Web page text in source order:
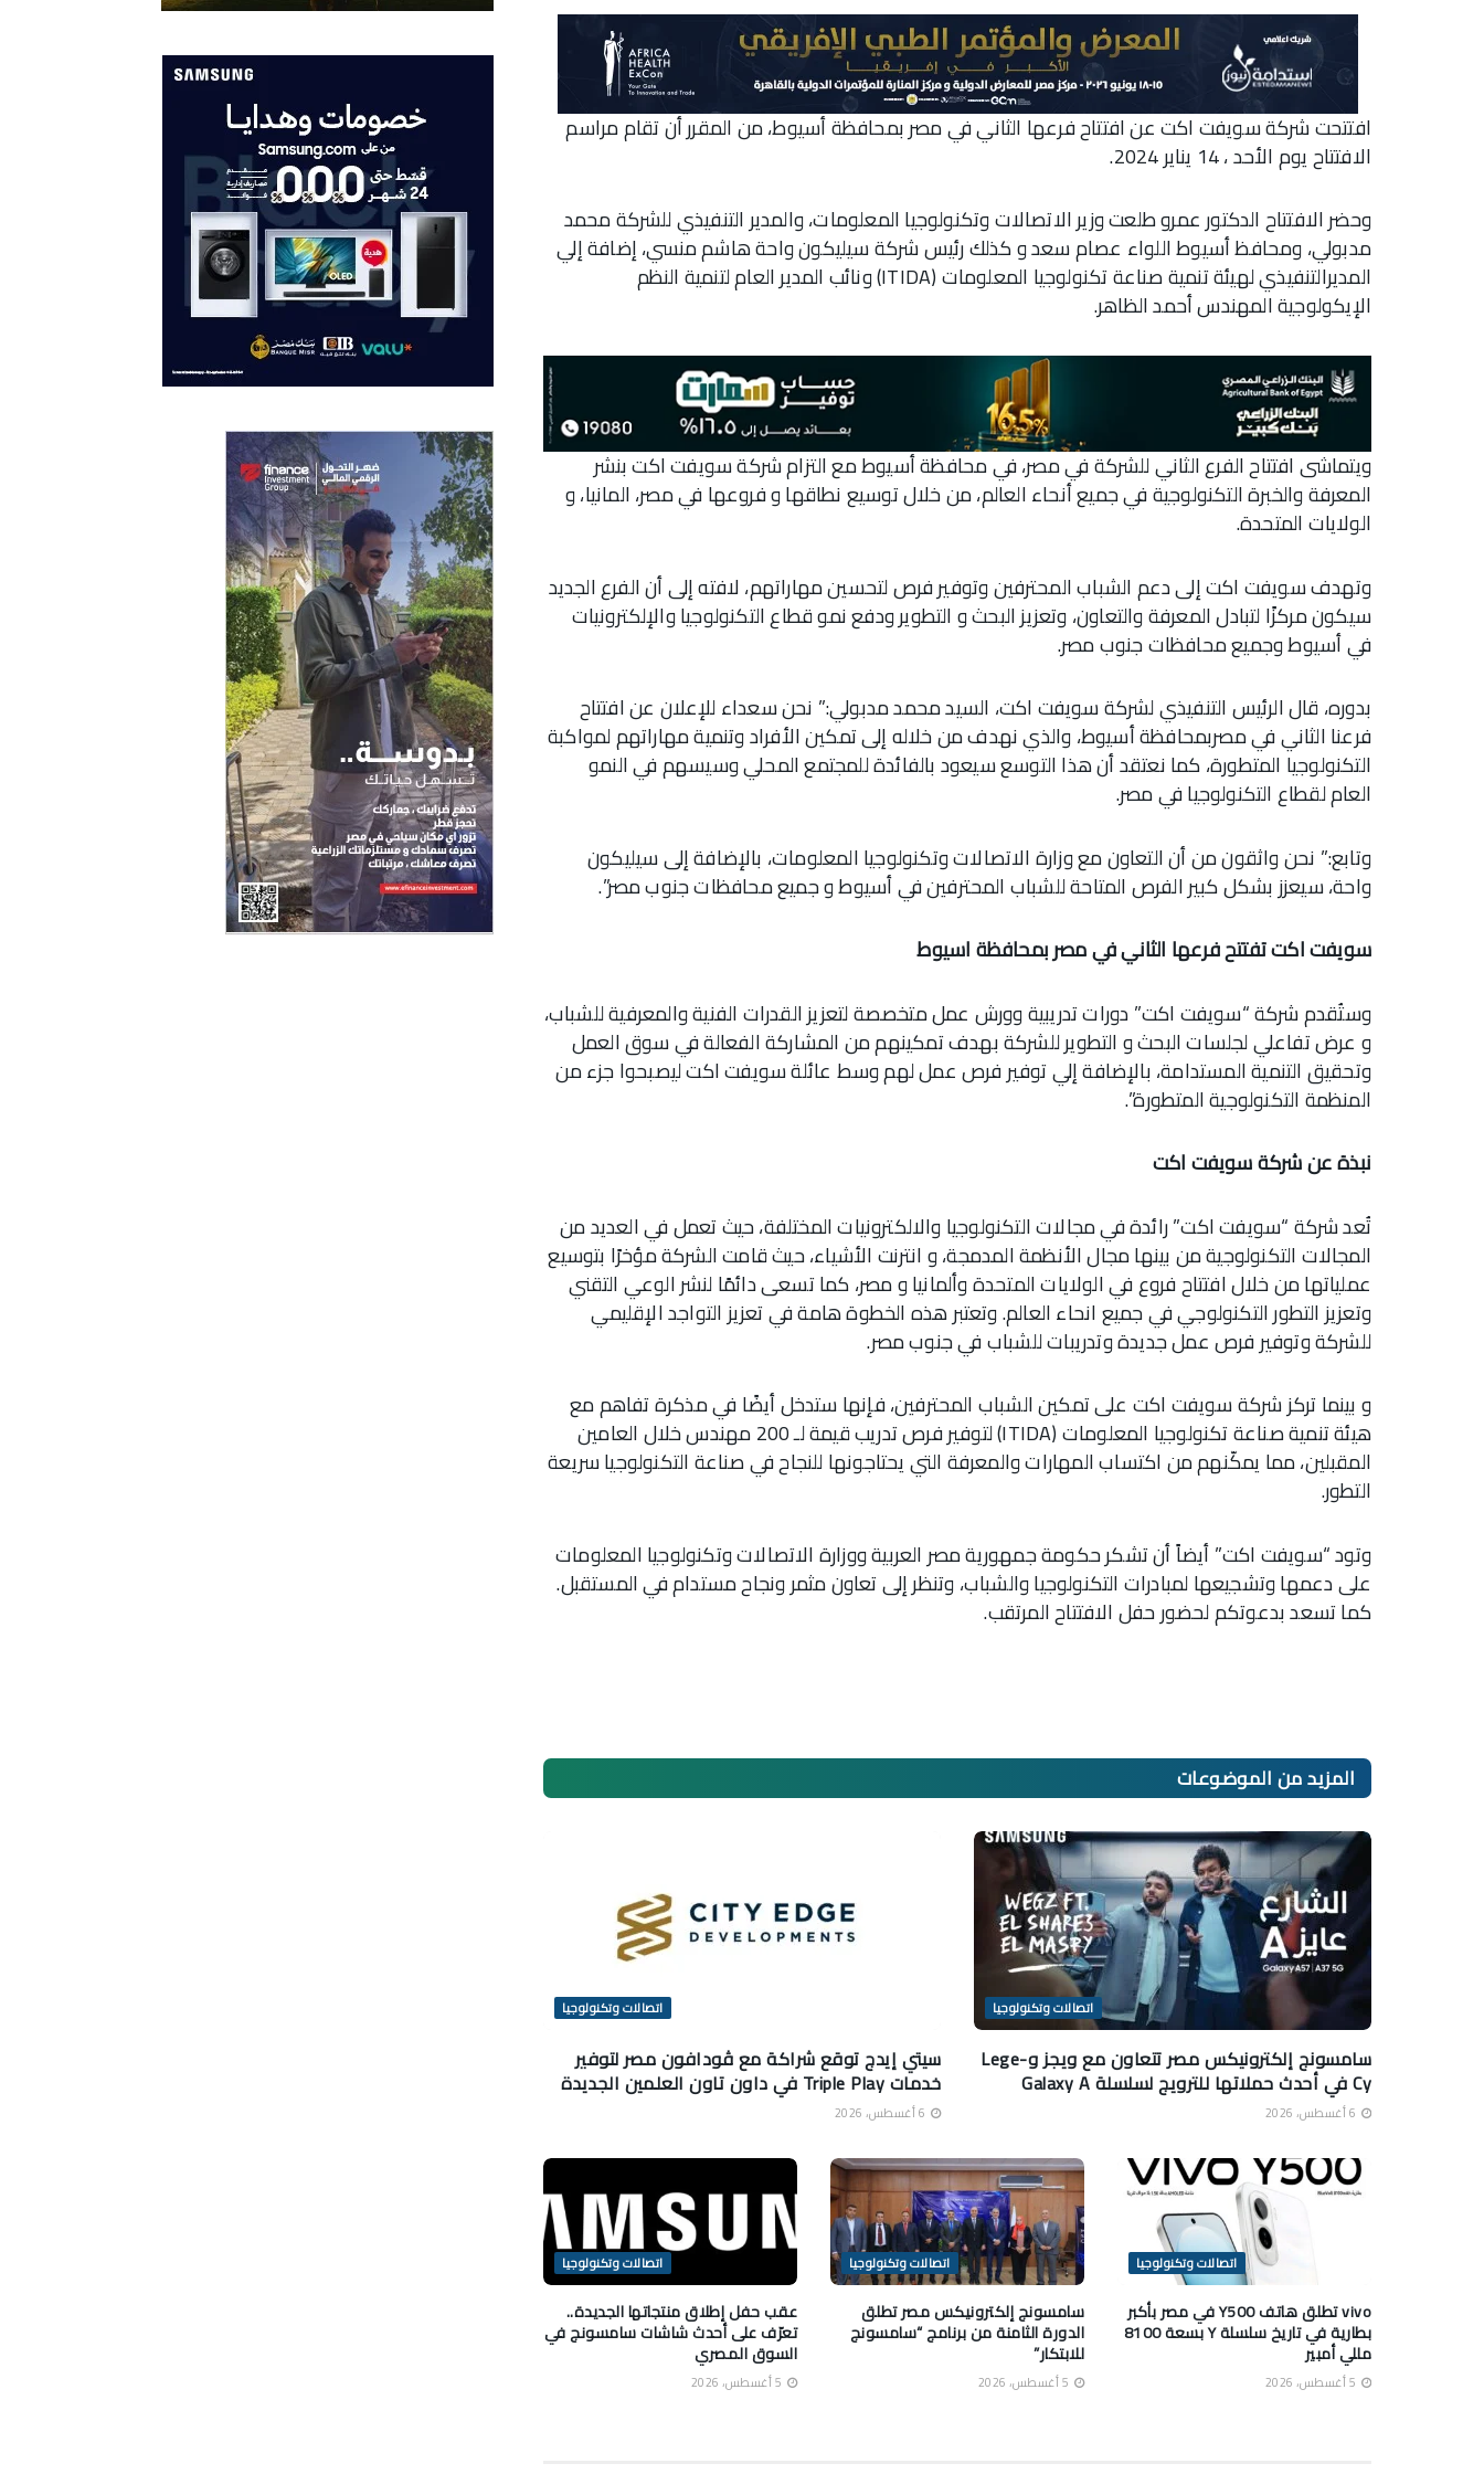
افتتحت شركة سويفت اكت عن افتتاح فرعها الثاني في مصر بمحافظة أسيوط، من المقرر أن تقام مراسم
الافتتاح يوم الأحد ، 14 يناير 2024.
وحضر الافتتاح الدكتور عمرو طلعت وزير الاتصالات وتكنولوجيا المعلومات، والمدير التنفيذي للشركة محمد
مدبولي، ومحافظ أسيوط اللواء عصام سعد و كذلك رئيس شركة سيليكون واحة هاشم منسي، إضافة إلي
المديرالتنفيذي لهيئة تنمية صناعة تكنولوجيا المعلومات (ITIDA) ونائب المدير العام لتنمية النظم
الإيكولوجية المهندس أحمد الظاهر.
ويتماشى افتتاح الفرع الثاني للشركة في مصر، في محافظة أسيوط مع التزام شركة سويفت اكت بنشر
المعرفة والخبرة التكنولوجية في جميع أنحاء العالم، من خلال توسيع نطاقها و فروعها في مصر، المانيا، و
الولايات المتحدة.
وتهدف سويفت اكت إلى دعم الشباب المحترفين وتوفير فرص لتحسين مهاراتهم، لافته إلى أن الفرع الجديد
سيكون مركزًا لتبادل المعرفة والتعاون، وتعزيز البحث و التطوير ودفع نمو قطاع التكنولوجيا والإلكترونيات
في أسيوط وجميع محافظات جنوب مصر.
بدوره، قال الرئيس التنفيذي لشركة سويفت اكت، السيد محمد مدبولي:” نحن سعداء للإعلان عن افتتاح
فرعنا الثاني في مصربمحافظة أسيوط، والذي نهدف من خلاله إلى تمكين الأفراد وتنمية مهاراتهم لمواكبة
التكنولوجيا المتطورة، كما نعتقد أن هذا التوسع سيعود بالفائدة للمجتمع المحلي وسيسهم في النمو
العام لقطاع التكنولوجيا في مصر.
وتابع:” نحن واثقون من أن التعاون مع وزارة الاتصالات وتكنولوجيا المعلومات، بالإضافة إلى سيليكون
واحة، سيعزز بشكل كبير الفرص المتاحة للشباب المحترفين في أسيوط و جميع محافظات جنوب مصر”.
سويفت اكت تفتتح فرعها الثاني في مصر بمحافظة اسيوط
وستُقدم شركة “سويفت اكت” دورات تدريبية وورش عمل متخصصة لتعزيز القدرات الفنية والمعرفية للشباب،
و عرض تفاعلي لجلسات البحث و التطوير للشركة بهدف تمكينهم من المشاركة الفعالة في سوق العمل
وتحقيق التنمية المستدامة، بالإضافة إلي توفير فرص عمل لهم وسط عائلة سويفت اكت ليصبحوا جزء من
المنظمة التكنولوجية المتطورة”.
نبذة عن شركة سويفت اكت
تُعد شركة “سويفت اكت” رائدة في مجالات التكنولوجيا والالكترونيات المختلفة، حيث تعمل في العديد من
المجالات التكنولوجية من بينها مجال الأنظمة المدمجة، و انترنت الأشياء، حيث قامت الشركة مؤخرًا بتوسيع
عملياتها من خلال افتتاح فروع في الولايات المتحدة وألمانيا و مصر، كما تسعى دائمًا لنشر الوعي التقني
وتعزيز التطور التكنولوجي في جميع انحاء العالم. وتعتبر هذه الخطوة هامة في تعزيز التواجد الإقليمي
للشركة وتوفير فرص عمل جديدة وتدريبات للشباب في جنوب مصر.
و بينما تركز شركة سويفت اكت على تمكين الشباب المحترفين، فإنها ستدخل أيضًا في مذكرة تفاهم مع
هيئة تنمية صناعة تكنولوجيا المعلومات (ITIDA) لتوفير فرص تدريب قيمة لـ 200 مهندس خلال العامين
المقبلين، مما يمكّنهم من اكتساب المهارات والمعرفة التي يحتاجونها للنجاح في صناعة التكنولوجيا سريعة
التطور.
وتود “سويفت اكت” أيضاً أن تشكر حكومة جمهورية مصر العربية ووزارة الاتصالات وتكنولوجيا المعلومات
على دعمها وتشجيعها لمبادرات التكنولوجيا والشباب، وتنظر إلى تعاون مثمر ونجاح مستدام في المستقبل.
كما تسعد بدعوتكم لحضور حفل الافتتاح المرتقب.
المزيد منالموضوعات
اتصالات وتكنولوجيا
سامسونج إلكترونيكس مصر تتعاون مع ويجز وLege-
Cy في أحدث حملاتها للترويج لسلسلة Galaxy A
اتصالات وتكنولوجيا
سيتي إيدج توقع شراكة مع ڤودافون مصر لتوفير
خدمات Triple Play في داون تاون العلمين الجديدة
اتصالات وتكنولوجيا
vivo تطلق هاتف Y500 في مصر بأكبر
بطارية في تاريخ سلسلة Y بسعة 8100
مللي أمبير
اتصالات وتكنولوجيا
سامسونج إلكترونيكس مصر تطلق
الدورة الثامنة من برنامج “سامسونج
للابتكار”
اتصالات وتكنولوجيا
عقب حفل إطلاق منتجاتها الجديدة..
تعرّف على أحدث شاشات سامسونج في
السوق المصري